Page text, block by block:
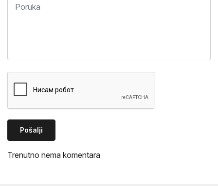
Pošalji
Trenutno nema komentara